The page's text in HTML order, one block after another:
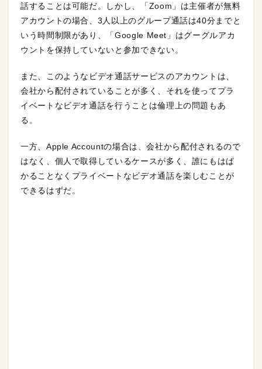
話することは可能だ。しかし、「Zoom」は主催者が無料
アカウントの場合、3人以上のグループ通話は40分までと
いう時間制限があり、「Google Meet」はグーグルアカ
ウントを保持していないと参加できない。
また、このようなビデオ通話サービスのアカウントは、
会社から配付されていることが多く、それを使ってプラ
イベートなビデオ通話を行うことは倫理上の問題もあ
る。
一方、Apple Accountの場合は、会社から配付されるので
はなく、個人で取得しているケースが多く、誰にもはば
かることなくプライベートなビデオ通話を楽しむことが
できるはずだ。